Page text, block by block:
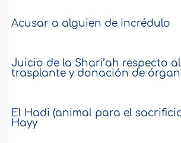
Acusar a alguien de incrédulo
Juicio de la Shari’ah respecto al
trasplante y donación de
El Hadi (animal para el
Hayy